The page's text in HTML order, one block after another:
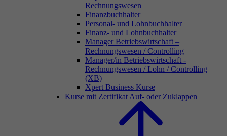
Rechnungswesen
Finanzbuchhalter
Personal- und Lohnbuchhalter
Finanz- und Lohnbuchhalter
Manager Betriebswirtschaft –
Rechnungswesen / Controlling
Manager/in Betriebswirtschaft -
Rechnungswesen / Lohn / Controlling
(XB)
Xpert Business Kurse
Kurse mit Zertifikat Auf- oder Zuklappen